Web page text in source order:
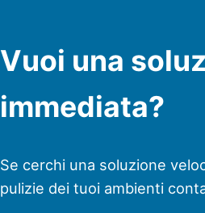
Vuoi una
immediata?
Se cerchi una soluzione
pulizie dei tuoi ambienti